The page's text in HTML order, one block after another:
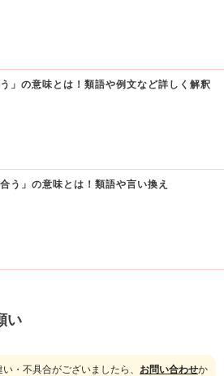
う」の意味とは！類語や例文など詳しく解釈
合う」の意味とは！類語や言い換え
い
・不具合がございましたら、 お問い合わせか